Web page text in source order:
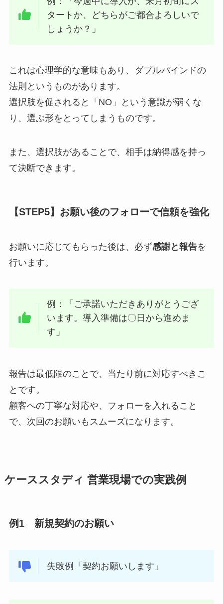
タートか、どちらがご都合よろしいで
しょうか？」
これは心理学的な意味もあり、ダブルバインドの
法則というものがあります。
選択肢を促されると「NO」という意識が弱くな
り、選ぶ形をとってしまうものです。
また、選択肢があることで、相手は納得感を持っ
て決断できます。
【STEP5】お願い後のフォローで信頼を強化
お願いに応じてもらった後は、必ず感謝と報告を
行います。
例：「ご承諾いただきありがとうござ
います。導入準備は〇日から進めま
す」
報告は最低限のことで、当たり前に対応すべきこ
とです。
顧客への丁寧な対応や、フォローを入れること
で、次回のお願いもスムーズになります。
ケーススタディ 営業現場での実践例
例1 新規契約のお願い
失敗例「契約お願いします」